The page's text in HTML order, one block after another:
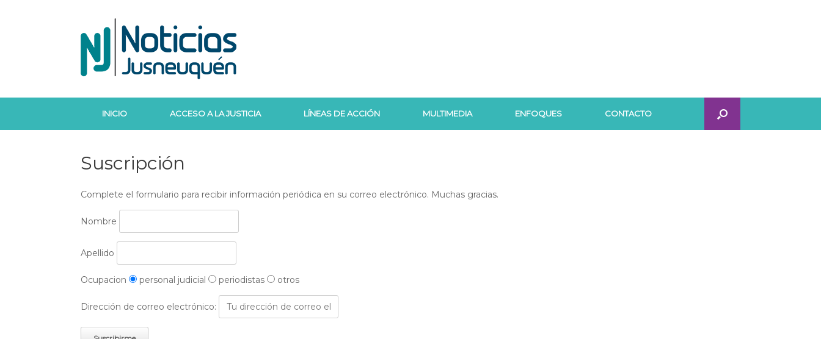
INICIO ACCESO A LA JUSTICIA LÍNEAS DE ACCIÓN MULTIMEDIA ENFOQUES CONTACTO
Suscripción
Complete el formulario para recibir información periódica en su correo electrónico. Muchas gracias.
Nombre
Apellido
Ocupacion personal judicial periodistas otros
Dirección de correo electrónico: